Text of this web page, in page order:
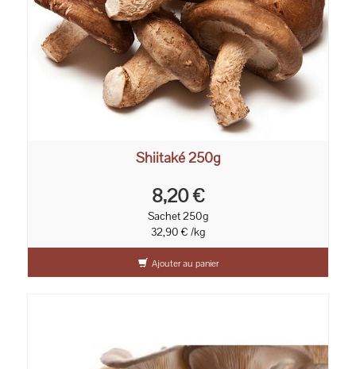
Shiitaké 250g
8,20 €
Sachet 250g
32,90 € /kg
Ajouter au panier